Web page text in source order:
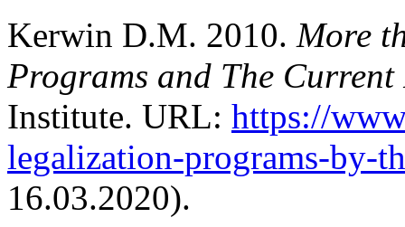
Kerwin D.M. 2010. More
Programs and The
Institute. URL: https://
legalization-programs-by-
16.03.2020).